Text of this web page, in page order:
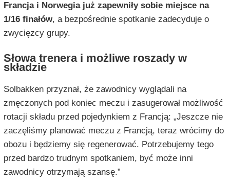
Francja i Norwegia już zapewniły sobie miejsce na
1/16 finałów, a bezpośrednie spotkanie zadecyduje o
zwycięzcy grupy.
Słowa trenera i możliwe roszady w
składzie
Solbakken przyznał, że zawodnicy wyglądali na
zmęczonych pod koniec meczu i zasugerował możliwość
rotacji składu przed pojedynkiem z Francją: „Jeszcze nie
zaczęliśmy planować meczu z Francją, teraz wrócimy do
obozu i będziemy się regenerować. Potrzebujemy tego
przed bardzo trudnym spotkaniem, być może inni
zawodnicy otrzymają szansę.”